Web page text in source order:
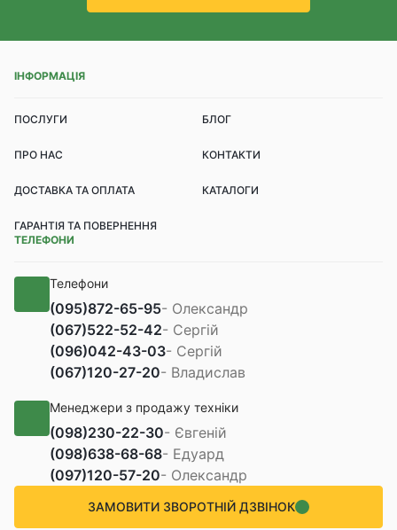
ІНФОРМАЦІЯ
ПОСЛУГИ БЛОГ
ПРО НАС КОНТАКТИ
ДОСТАВКА ТА ОПЛАТА КАТАЛОГИ
ГАРАНТІЯ ТА ПОВЕРНЕННЯ
ТЕЛЕФОНИ
Телефони
(095)872-65-95- Олександр
(067)522-52-42- Сергій
(096)042-43-03- Сергій
(067)120-27-20- Владислав
Менеджери з продажу техніки
(098)230-22-30- Євгеній
(098)638-68-68- Едуард
(097)120-57-20- Олександр
ЗАМОВИТИ ЗВОРОТНІЙ ДЗВІНОК